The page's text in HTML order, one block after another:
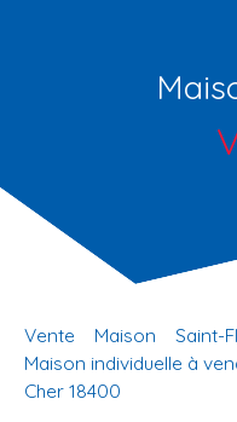
Vente Maison
Saint-
Maison individuelle à
Cher 18400